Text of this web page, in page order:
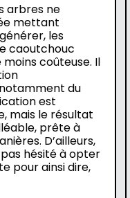
arbres ne
mettant
les
caoutchouc
coûteuse. Il
du
est
mais le résultat
prête à
D’ailleurs,
hésité à opter
pour ainsi dire,